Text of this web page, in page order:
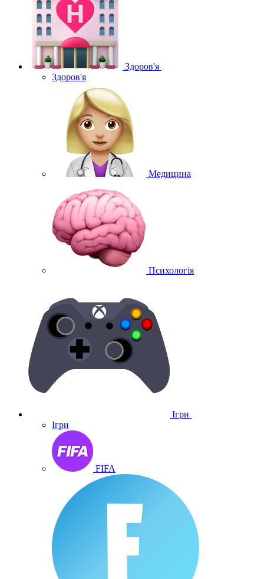
Здоров'я
Здоров'я
Медицина
Психологія
Ігри
Ігри
FIFA